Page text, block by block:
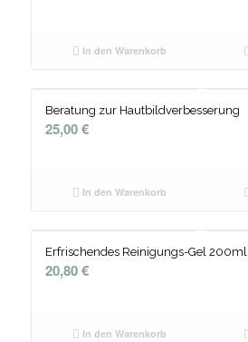
In den Warenkorb
Beratung zur Hautbildverbesserung
25,00€
In den Warenkorb
Erfrischendes Reinigungs-Gel 200ml
20,80€
In den Warenkorb